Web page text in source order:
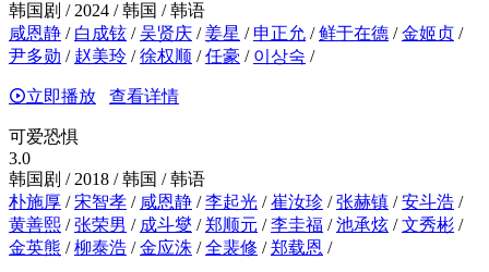
韩国剧 / 2024 / 韩国 / 韩语
咸恩静 / 白成铉 /吴贤庆 /姜星 / 申正允 /鲜于在德 /金姬贞 /
尹多勋 / 赵美玲 /徐权顺 /任豪 / 이상숙 /
立即播放 查看详情
可爱恐惧
3.0
韩国剧 / 2018 / 韩国 / 韩语
朴施厚 /宋智孝 / 咸恩静 /李起光 /崔汝珍 /张赫镇 /安斗浩 /
黄善熙 /张荣男 / 成斗燮 /郑顺元 /李圭福 /池承炫 /文秀彬 /
金英熊 /柳泰浩 /金应洙 /全裴修 /郑载恩 /